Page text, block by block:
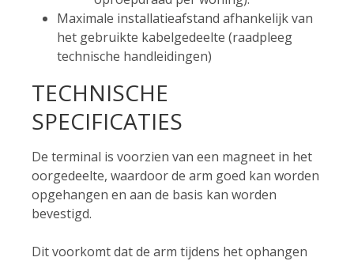
Maximale installatieafstand afhankelijk van
het gebruikte kabelgedeelte (raadpleeg
technische handleidingen)
TECHNISCHE
SPECIFICATIES
De terminal is voorzien van een magneet in het
oorgedeelte, waardoor de arm goed kan worden
opgehangen en aan de basis kan worden
bevestigd.
Dit voorkomt dat de arm tijdens het ophangen